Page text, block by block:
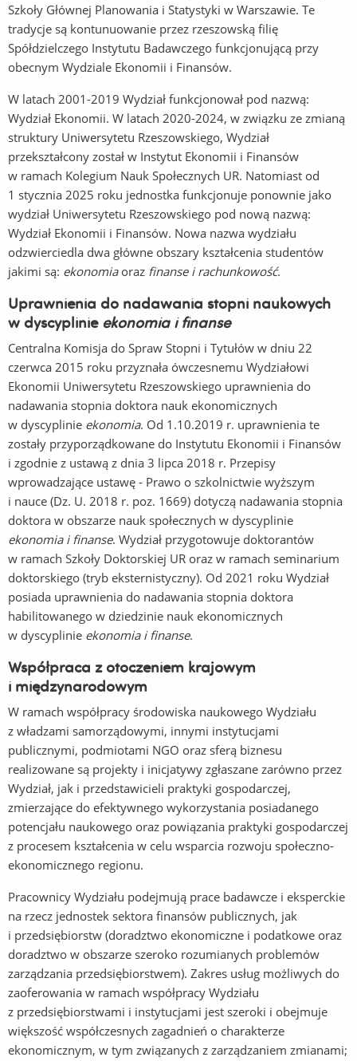
Szkoły Głównej Planowania i Statystyki w Warszawie. Te
tradycje są kontunuowanie przez rzeszowską filię
Spółdzielczego Instytutu Badawczego funkcjonującą przy
obecnym Wydziale Ekonomii i Finansów.
W latach 2001-2019 Wydział funkcjonował pod nazwą:
Wydział Ekonomii. W latach 2020-2024, w związku ze zmianą
struktury Uniwersytetu Rzeszowskiego, Wydział
przekształcony został w Instytut Ekonomii i Finansów
w ramach Kolegium Nauk Społecznych UR. Natomiast od
1 stycznia 2025 roku jednostka funkcjonuje ponownie jako
wydział Uniwersytetu Rzeszowskiego pod nową nazwą:
Wydział Ekonomii i Finansów. Nowa nazwa wydziału
odzwierciedla dwa główne obszary kształcenia studentów
jakimi są: ekonomiaoraz finanse i rachunkowość.
Uprawnienia do nadawania stopni naukowych
w dyscyplinie ekonomia i finanse
Centralna Komisja do Spraw Stopni i Tytułów w dniu 22
czerwca 2015 roku przyznała ówczesnemu Wydziałowi
Ekonomii Uniwersytetu Rzeszowskiego uprawnienia do
nadawania stopnia doktora nauk ekonomicznych
w dyscyplinie ekonomia. Od 1.10.2019 r. uprawnienia te
zostały przyporządkowane do Instytutu Ekonomii i Finansów
i zgodnie z ustawą z dnia 3 lipca 2018 r. Przepisy
wprowadzające ustawę - Prawo o szkolnictwie wyższym
i nauce (Dz. U. 2018 r. poz. 1669) dotyczą nadawania stopnia
doktora w obszarze nauk społecznych w dyscyplinie
ekonomia i finanse. Wydział przygotowuje doktorantów
w ramach Szkoły Doktorskiej UR oraz w ramach seminarium
doktorskiego (tryb eksternistyczny). Od 2021 roku Wydział
posiada uprawnienia do nadawania stopnia doktora
habilitowanego w dziedzinie nauk ekonomicznych
w dyscyplinie ekonomia i finanse.
Współpraca z otoczeniem krajowym
i międzynarodowym
W ramach współpracy środowiska naukowego Wydziału
z władzami samorządowymi, innymi instytucjami
publicznymi, podmiotami NGO oraz sferą biznesu
realizowane są projekty i inicjatywy zgłaszane zarówno przez
Wydział, jak i przedstawicieli praktyki gospodarczej,
zmierzające do efektywnego wykorzystania posiadanego
potencjału naukowego oraz powiązania praktyki gospodarczej
z procesem kształcenia w celu wsparcia rozwoju społeczno-
ekonomicznego regionu.
Pracownicy Wydziału podejmują prace badawcze i eksperckie
na rzecz jednostek sektora finansów publicznych, jak
i przedsiębiorstw (doradztwo ekonomiczne i podatkowe oraz
doradztwo w obszarze szeroko rozumianych problemów
zarządzania przedsiębiorstwem). Zakres usług możliwych do
zaoferowania w ramach współpracy Wydziału
z przedsiębiorstwami i instytucjami jest szeroki i obejmuje
większość współczesnych zagadnień o charakterze
ekonomicznym, w tym związanych z zarządzaniem zmianami;